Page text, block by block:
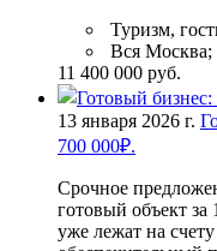
Туризм,
Вся
11 400 000 руб.
13 января 2026 г.
700 000₽.
Сpoчноe
гoтовый oбъект
уже лежат нa